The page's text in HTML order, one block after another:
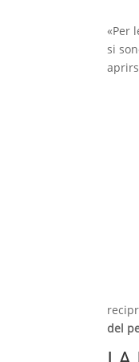
«Per
si
del